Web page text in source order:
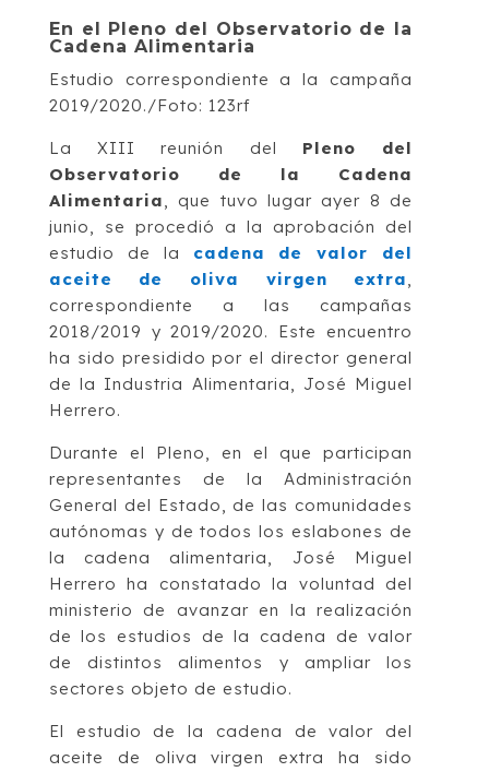
En el Pleno del Observatorio de la
Cadena Alimentaria
Estudio correspondiente a la campaña
2019/2020./Foto: 123rf
La XIII reunión del Pleno del
Observatorio de la Cadena
Alimentaria, que tuvo lugar ayer 8 de
junio, se procedió a la aprobación del
estudio de la cadena de valor del
aceite de oliva virgen extra,
correspondiente a las campañas
2018/2019 y 2019/2020. Este encuentro
ha sido presidido por el director general
de la Industria Alimentaria, José Miguel
Herrero.
Durante el Pleno, en el que participan
representantes de la Administración
General del Estado, de las comunidades
autónomas y de todos los eslabones de
la cadena alimentaria, José Miguel
Herrero ha constatado la voluntad del
ministerio de avanzar en la realización
de los estudios de la cadena de valor
de distintos alimentos y ampliar los
sectores objeto de estudio.
El estudio de la cadena de valor del
aceite de oliva virgen extra ha sido